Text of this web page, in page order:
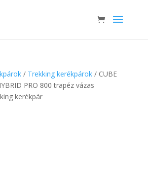
/ Trekking kerékpárok/ CUBE
PRO 800 trapéz vázas
kerékpár